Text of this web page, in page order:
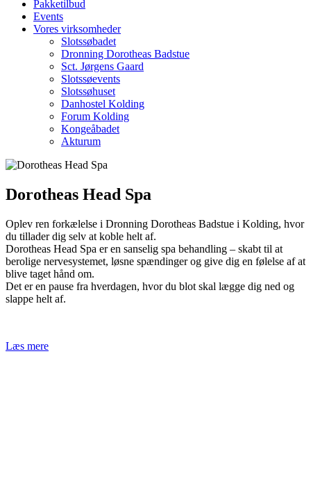
Pakketilbud
Events
Vores virksomheder
Slotssøbadet
Dronning Dorotheas Badstue
Sct. Jørgens Gaard
Slotssøevents
Slotssøhuset
Danhostel Kolding
Forum Kolding
Kongeåbadet
Akturum
Dorotheas Head Spa
Oplev ren forkælelse i Dronning Dorotheas Badstue i Kolding, hvor
du tillader dig selv at koble helt af.
Dorotheas Head Spa er en sanselig spa behandling – skabt til at
berolige nervesystemet, løsne spændinger og give dig en følelse af at
blive taget hånd om.
Det er en pause fra hverdagen, hvor du blot skal lægge dig ned og
slappe helt af.
Læs mere